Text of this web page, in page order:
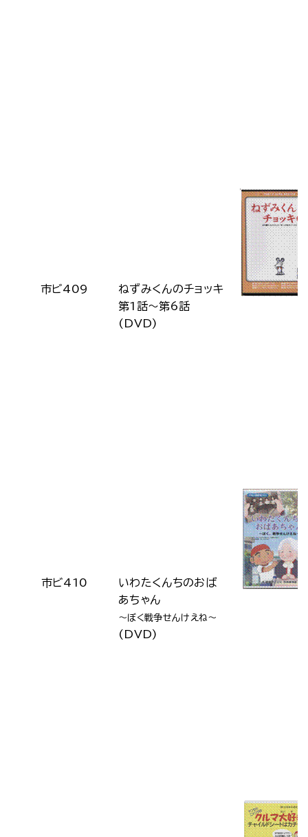
市ビ409
ねずみくんのチョッキ
第1話～第6話
(DVD)
市ビ410
いわたくんちのおば
あちゃん
～ぼく戦争せんけえね～
(DVD)